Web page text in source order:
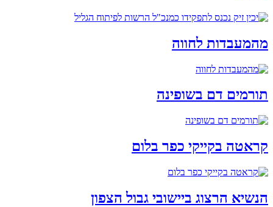
מהמעבדות לחווה
תורמים דם בשופינה
קראטה בקייקי כפר בלום
הנשיא הרצוג ביישובי גבול הצפון